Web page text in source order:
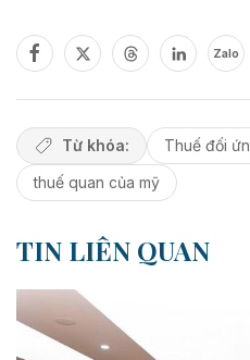
Zalo
Từ khóa: Thuế đối
thuế quan của mỹ
TIN LIÊN QUAN